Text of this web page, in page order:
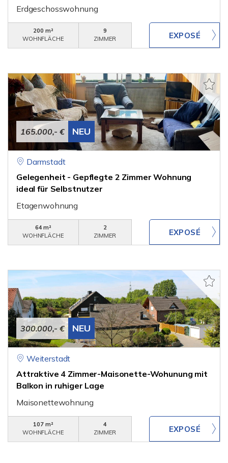
Erdgeschosswohnung
200 m²
WOHNFLÄCHE
9
ZIMMER
165.000,- € NEU
Darmstadt
Gelegenheit - Gepflegte 2 Zimmer Wohnung
ideal für Selbstnutzer
Etagenwohnung
64 m²
WOHNFLÄCHE
2
ZIMMER
300.000,- € NEU
Weiterstadt
Attraktive 4 Zimmer-Maisonette-Wohunung mit
Balkon in ruhiger Lage
Maisonettewohnung
107 m²
WOHNFLÄCHE
4
ZIMMER